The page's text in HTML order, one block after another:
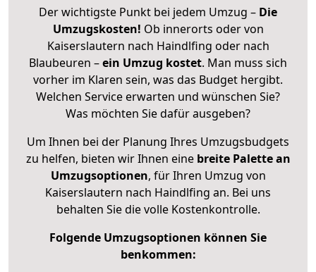
Der wichtigste Punkt bei jedem Umzug – Die
Umzugskosten! Ob innerorts oder von
Kaiserslautern nach Haindlfing oder nach
Blaubeuren –ein Umzug kostet. Man muss sich
vorher im Klaren sein, was das Budget hergibt.
Welchen Service erwarten und wünschen Sie?
Was möchten Sie dafür ausgeben?
Um Ihnen bei der Planung Ihres Umzugsbudgets
zu helfen, bieten wir Ihnen eine breite Palette an
Umzugsoptionen, für Ihren Umzug von
Kaiserslautern nach Haindlfing an. Bei uns
behalten Sie die volle Kostenkontrolle.
Folgende Umzugsoptionen können Sie
benkommen: